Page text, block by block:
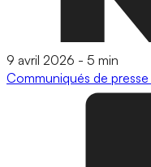
9 avril 2026 - 5 min
Communiqués de presse